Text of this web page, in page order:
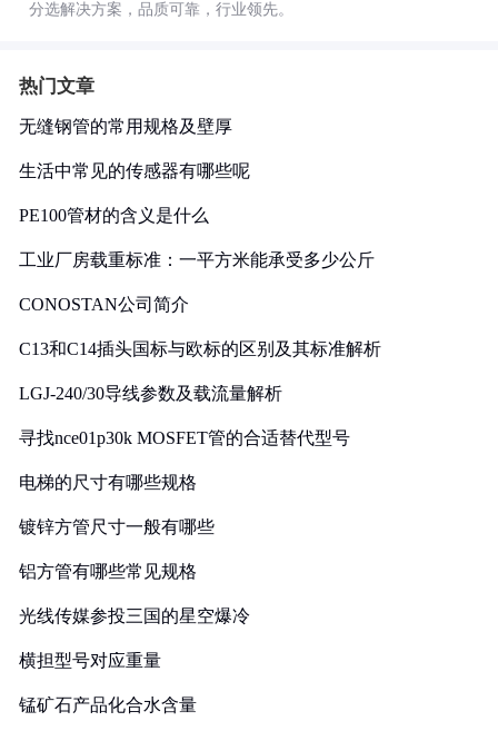
分选解决方案，品质可靠，行业领先。
热门文章
无缝钢管的常用规格及壁厚
生活中常见的传感器有哪些呢
PE100管材的含义是什么
工业厂房载重标准：一平方米能承受多少公斤
CONOSTAN公司简介
C13和C14插头国标与欧标的区别及其标准解析
LGJ-240/30导线参数及载流量解析
寻找nce01p30k MOSFET管的合适替代型号
电梯的尺寸有哪些规格
镀锌方管尺寸一般有哪些
铝方管有哪些常见规格
光线传媒参投三国的星空爆冷
横担型号对应重量
锰矿石产品化合水含量